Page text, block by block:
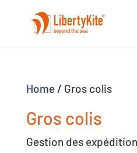
Home/ Gros colis
Gros colis
Gestion des